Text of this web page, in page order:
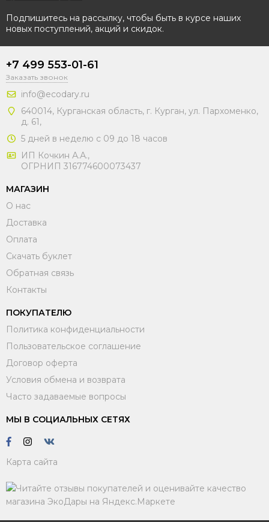
Подпишитесь на рассылку, чтобы быть в курсе наших
новых поступлений, акций и скидок.
+7 499 553-01-61
Заказать звонок
info@ecodary.ru
640014, Курганская область, г. Курган, ул. Пархоменко,
д. 61,
5 дней в неделю с 09 до 18 часов
ИП Кочкин А.А.,
ОГРНИП 316774600073437
МАГАЗИН
О нас
Доставка
Оплата
Скачать буклет
Обратная связь
Контакты
ПОКУПАТЕЛЮ
Политика конфиденциальности
Пользовательское соглашение
Договор оферта
Условия обмена и возврата
Часто задаваемые вопросы
МЫ В СОЦИАЛЬНЫХ СЕТЯХ
Карта сайта